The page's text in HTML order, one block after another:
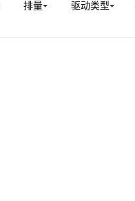
排量 驱动类型